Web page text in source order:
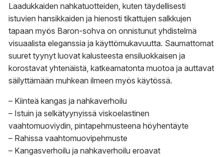
Laadukkaiden nahkatuotteiden, kuten täydellisesti
istuvien hansikkaiden ja hienosti tikattujen salkkujen
tapaan myös Baron-sohva on onnistunut yhdistelmä
visuaalista eleganssia ja käyttömukavuutta. Saumattomat
suuret tyynyt luovat kalusteesta ensiluokkaisen ja
korostavat yhtenäistä, katkeamatonta muotoa ja auttavat
säilyttämään muhkean ilmeen myös käytössä.
– Kiinteä kangas ja nahkaverhoilu
– Istuin ja selkätyynyissä viskoelastinen
vaahtomuoviydin, pintapehmusteena höyhentäyte
– Rahissa vaahtomuovipehmuste
– Kangasverhoilu ja nahkaverhoilu eroavat